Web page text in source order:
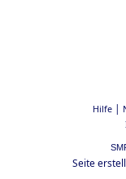
Hilfe|
Seite